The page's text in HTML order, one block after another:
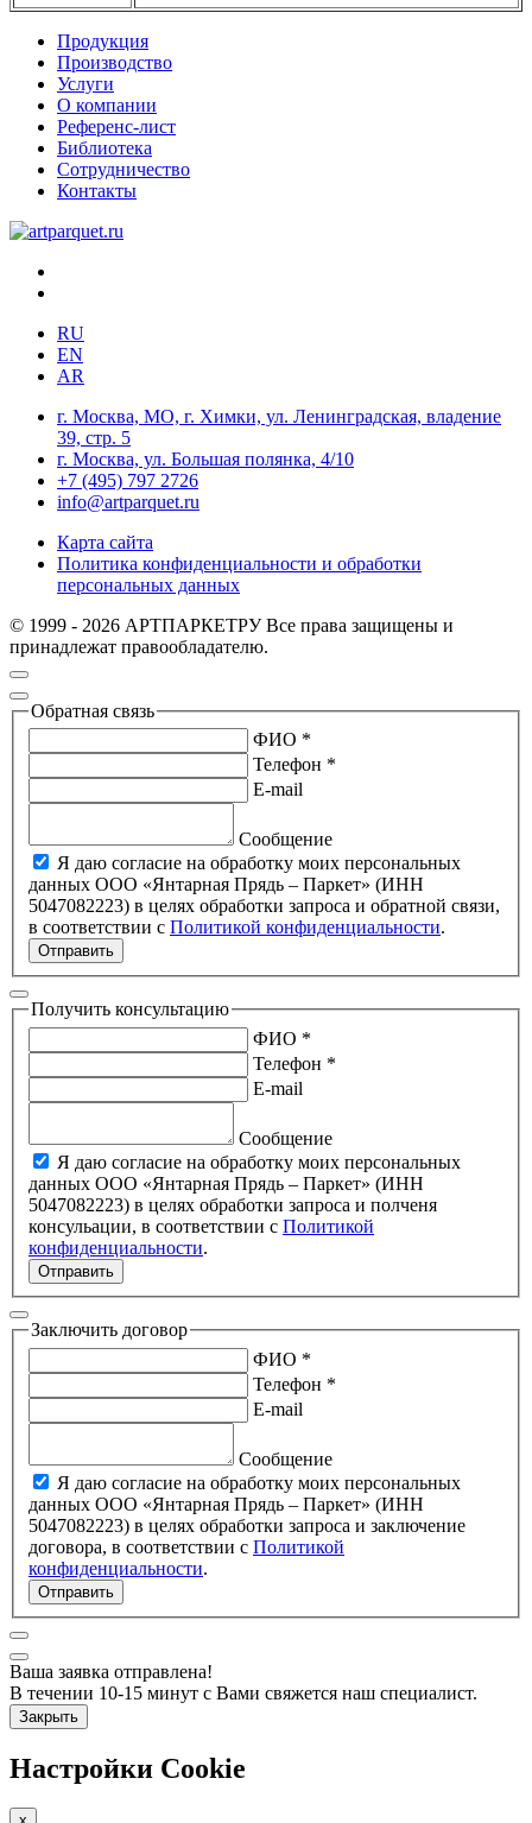
Продукция
Производство
Услуги
О компании
Референс-лист
Библиотека
Сотрудничество
Контакты
RU
EN
AR
г. Москва, МО, г. Химки, ул. Ленинградская, владение
39, стр. 5
г. Москва, ул. Большая полянка, 4/10
+7 (495) 797 2726
info@artparquet.ru
Карта сайта
Политика конфиденциальности и обработки
персональных данных
© 1999 - 2026 АРТПАРКЕТРУ Все права защищены и
принадлежат правообладателю.
Обратная связь
ФИО *
Телефон *
E-mail
Сообщение
Я даю согласие на обработку моих персональных
данных ООО «Янтарная Прядь – Паркет» (ИНН
5047082223) в целях обработки запроса и обратной связи,
в соответствии с Политикой конфиденциальности.
Отправить
Получить консультацию
ФИО *
Телефон *
E-mail
Сообщение
Я даю согласие на обработку моих персональных
данных ООО «Янтарная Прядь – Паркет» (ИНН
5047082223) в целях обработки запроса и полченя
консульации, в соответствии с Политикой
конфиденциальности.
Отправить
Заключить договор
ФИО *
Телефон *
E-mail
Сообщение
Я даю согласие на обработку моих персональных
данных ООО «Янтарная Прядь – Паркет» (ИНН
5047082223) в целях обработки запроса и заключение
договора, в соответствии с Политикой
конфиденциальности.
Отправить
Ваша заявка отправлена!
В течении 10-15 минут с Вами свяжется наш специалист.
Закрыть
Настройки Cookie